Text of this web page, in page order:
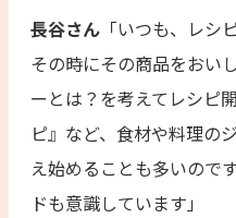
長谷さん 「いつも、レシ
その時にその商品をおい
ーとは？を考えてレシピ
ピ』など、食材や料理の
え始めることも多いので
ドも意識しています」